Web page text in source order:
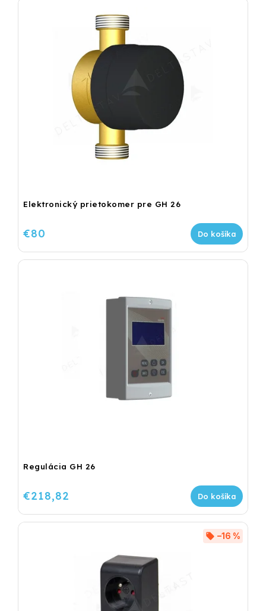
Elektronický prietokomer pre GH 26
€80 Do košíka
Regulácia GH 26
€218,82 Do košíka
–16 %